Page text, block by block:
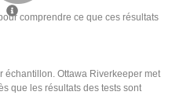
comprendre ce que ces résultats
échantillon. Ottawa Riverkeeper met
que les résultats des tests sont